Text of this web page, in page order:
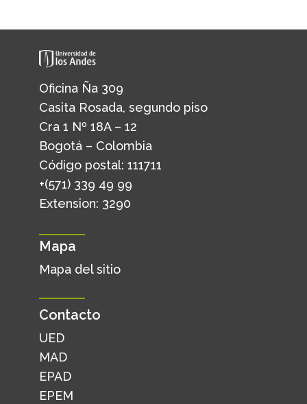
Oficina Ña 309
Casita Rosada, segundo piso
Cra 1 Nº 18A – 12
Bogotá – Colombia
Código postal: 111711
+(571) 339 49 99
Extension: 3290
Mapa
Mapa del sitio
Contacto
UED
MAD
EPAD
EPEM